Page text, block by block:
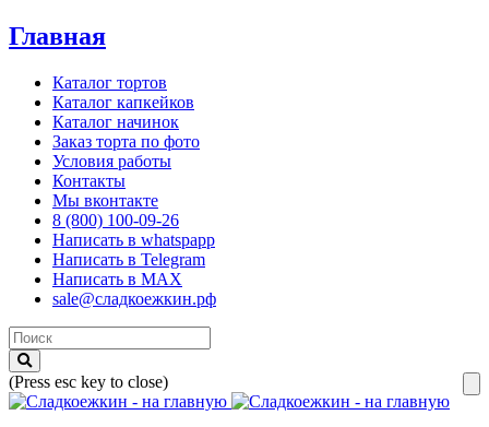
Главная
Каталог тортов
Каталог капкейков
Каталог начинок
Заказ торта по фото
Условия работы
Контакты
Мы вконтакте
8 (800) 100-09-26
Написать в whatspapp
Написать в Telegram
Написать в MAX
sale@сладкоежкин.рф
(Press esc key to close)